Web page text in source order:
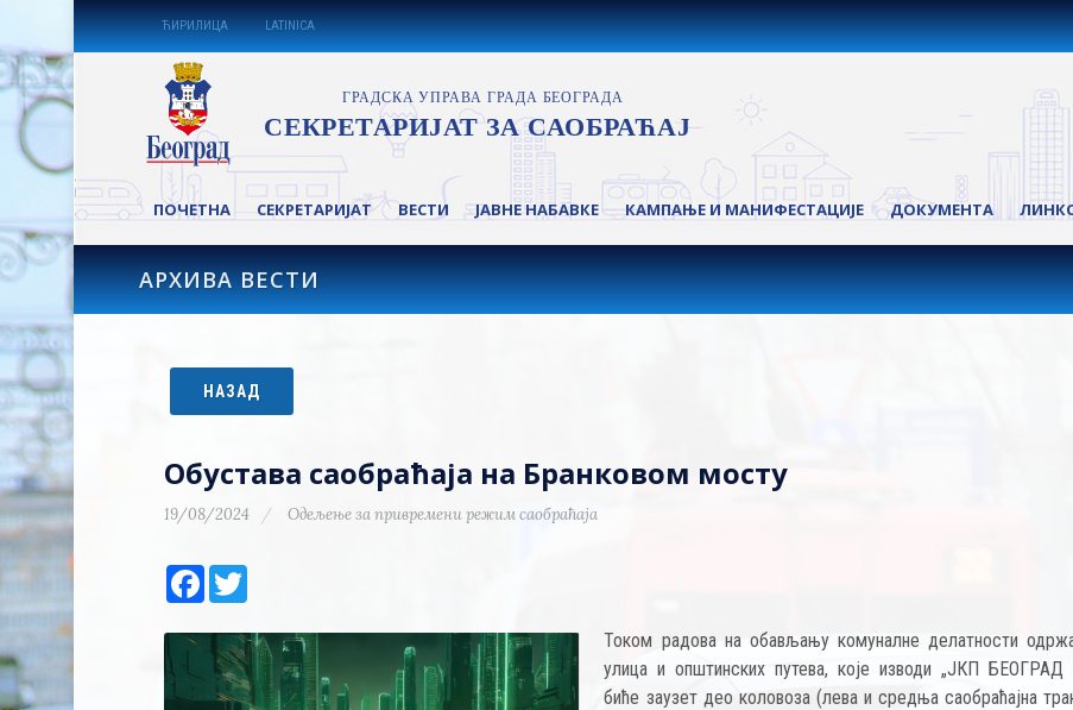
ЋИРИЛИЦА LATINICA
ПОЧЕТНА СЕКРЕТАРИЈАТ ВЕСТИ ЈАВНЕ НАБАВКЕ КАМПАЊЕ И МАНИФЕСТАЦИЈЕ ДОКУМЕНТА
АРХИВА ВЕСТИ
НАЗАД
Обустава саобраћаја на Бранковом мосту
19/08/2024 Одељење за привремени режим саобраћаја
Facebook
Током радова на обављању комуналне делатности
улица и општинских путева, које изводи „ЈКП БЕОГРАД
биће заузет део коловоза (лева и средња саобраћајна